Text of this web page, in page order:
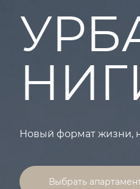
Новый формат жизни,
Выбрать